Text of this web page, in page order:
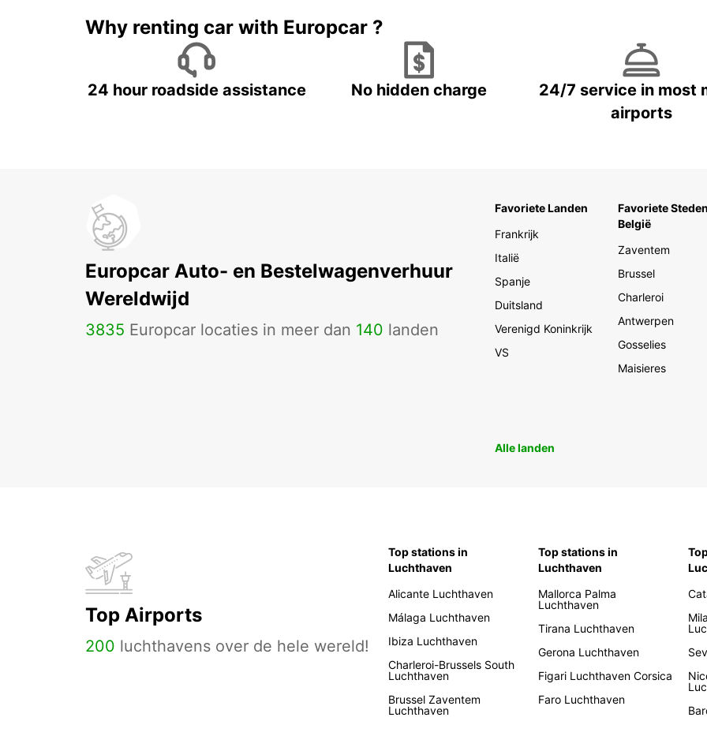
Why renting car with Europcar ?
24 hour roadside assistance No hidden charge
24/7 service in most
airports
Europcar Auto- en Bestelwagenverhuur
Wereldwijd
3835 Europcar locaties in meer dan 140 landen
Favoriete Landen
Frankrijk
Italië
Spanje
Duitsland
Verenigd Koninkrijk
VS
Favoriete
België
Zaventem
Brussel
Charleroi
Antwerpen
Gosselies
Maisieres
Alle landen
Top Airports
200 luchthavens over de hele wereld!
Top stations in
Luchthaven
Alicante Luchthaven
Málaga Luchthaven
Ibiza Luchthaven
Charleroi-Brussels South
Luchthaven
Brussel Zaventem
Luchthaven
Top stations in
Luchthaven
Mallorca Palma
Luchthaven
Tirana Luchthaven
Gerona Luchthaven
Figari Luchthaven Corsica
Faro Luchthaven